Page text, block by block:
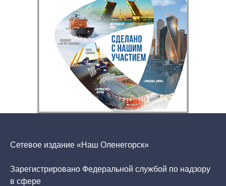
Сетевое издание «Наш Оленегорск»
Зарегистрировано Федеральной службой по надзору
в сфере